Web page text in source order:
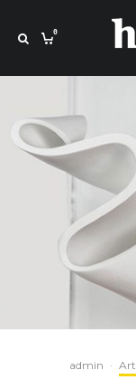
0
admin · Art